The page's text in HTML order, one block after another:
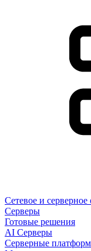
Сетевое и
Cерверы
Готовые решения
AI Серверы
Серверные